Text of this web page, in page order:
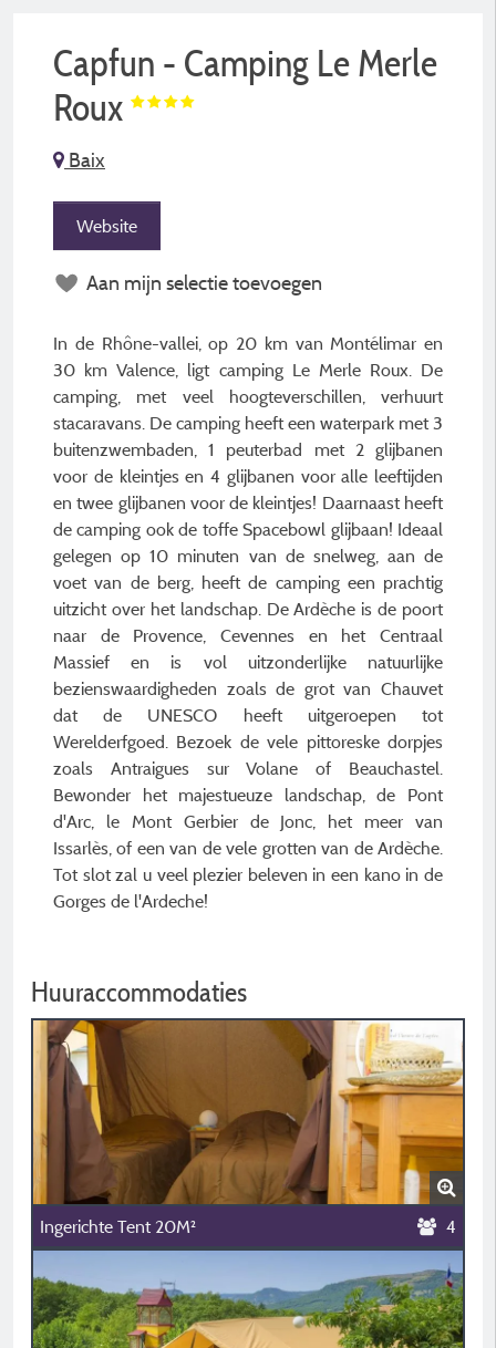
Capfun - Camping Le Merle
Roux
Baix
Website
Aan mijn selectie toevoegen
In de Rhône-vallei, op 20 km van Montélimar en
30 km Valence, ligt camping Le Merle Roux. De
camping, met veel hoogteverschillen, verhuurt
stacaravans. De camping heeft een waterpark met 3
buitenzwembaden, 1 peuterbad met 2 glijbanen
voor de kleintjes en 4 glijbanen voor alle leeftijden
en twee glijbanen voor de kleintjes! Daarnaast heeft
de camping ook de toffe Spacebowl glijbaan! Ideaal
gelegen op 10 minuten van de snelweg, aan de
voet van de berg, heeft de camping een prachtig
uitzicht over het landschap. De Ardèche is de poort
naar de Provence, Cevennes en het Centraal
Massief en is vol uitzonderlijke natuurlijke
bezienswaardigheden zoals de grot van Chauvet
dat de UNESCO heeft uitgeroepen tot
Werelderfgoed. Bezoek de vele pittoreske dorpjes
zoals Antraigues sur Volane of Beauchastel.
Bewonder het majestueuze landschap, de Pont
d'Arc, le Mont Gerbier de Jonc, het meer van
Issarlès, of een van de vele grotten van de Ardèche.
Tot slot zal u veel plezier beleven in een kano in de
Gorges de l'Ardeche!
Huuraccommodaties
Ingerichte Tent 20M² 4